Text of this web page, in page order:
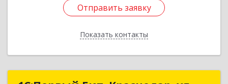
Отправить заявку
Показать контакты
Отправить заявку
Назад